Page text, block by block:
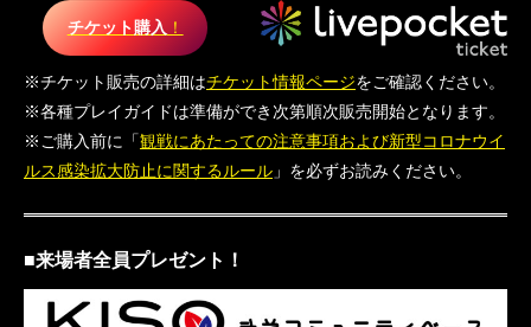
チケット購入 ！
※チケット販売の詳細はチケット情報ページをご確認ください。
※各種プレイガイドは準備ができ次第順次販売開始となります。
※ご購入前に「観戦にあたっての注意事項および新型コロナウイ
ルス感染拡大防止に関するルール 」を必ずお読みください。
■来場者全員プレゼント！